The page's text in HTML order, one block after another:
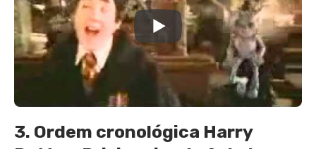
3. Ordem cronológica Harry